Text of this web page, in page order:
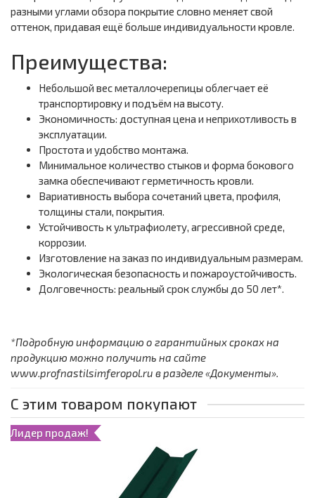
разными углами обзора покрытие словно меняет свой
оттенок, придавая ещё больше индивидуальности кровле.
Преимущества:
Небольшой вес металлочерепицы облегчает её
транспортировку и подъём на высоту.
Экономичность: доступная цена и неприхотливость в
эксплуатации.
Простота и удобство монтажа.
Минимальное количество стыков и форма бокового
замка обеспечивают герметичность кровли.
Вариативность выбора сочетаний цвета, профиля,
толщины стали, покрытия.
Устойчивость к ультрафиолету, агрессивной среде,
коррозии.
Изготовление на заказ по индивидуальным размерам.
Экологическая безопасность и пожароустойчивость.
Долговечность: реальный срок службы до 50 лет*.
*Подробную информацию о гарантийных сроках на
продукцию можно получить на сайте
www.profnastilsimferopol.ru в разделе «Документы».
С этим товаром покупают
Лидер продаж!